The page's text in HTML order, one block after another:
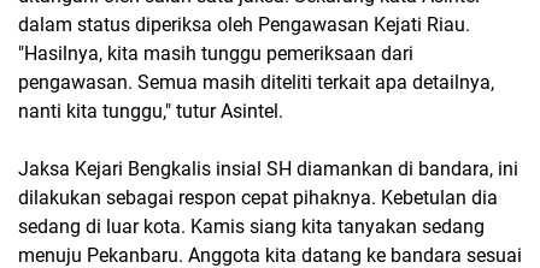
dalam status diperiksa oleh Pengawasan Kejati Riau.
"Hasilnya, kita masih tunggu pemeriksaan dari
pengawasan. Semua masih diteliti terkait apa detailnya,
nanti kita tunggu," tutur Asintel.
Jaksa Kejari Bengkalis insial SH diamankan di bandara, ini
dilakukan sebagai respon cepat pihaknya. Kebetulan dia
sedang di luar kota. Kamis siang kita tanyakan sedang
menuju Pekanbaru. Anggota kita datang ke bandara sesuai